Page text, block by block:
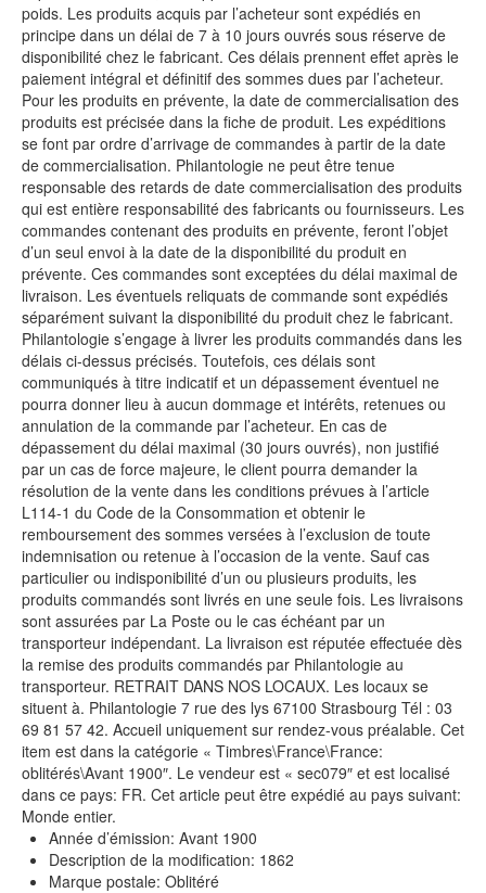
poids. Les produits acquis par l’acheteur sont expédiés en
principe dans un délai de 7 à 10 jours ouvrés sous réserve de
disponibilité chez le fabricant. Ces délais prennent effet après le
paiement intégral et définitif des sommes dues par l’acheteur.
Pour les produits en prévente, la date de commercialisation des
produits est précisée dans la fiche de produit. Les expéditions
se font par ordre d’arrivage de commandes à partir de la date
de commercialisation. Philantologie ne peut être tenue
responsable des retards de date commercialisation des produits
qui est entière responsabilité des fabricants ou fournisseurs. Les
commandes contenant des produits en prévente, feront l’objet
d’un seul envoi à la date de la disponibilité du produit en
prévente. Ces commandes sont exceptées du délai maximal de
livraison. Les éventuels reliquats de commande sont expédiés
séparément suivant la disponibilité du produit chez le fabricant.
Philantologie s’engage à livrer les produits commandés dans les
délais ci-dessus précisés. Toutefois, ces délais sont
communiqués à titre indicatif et un dépassement éventuel ne
pourra donner lieu à aucun dommage et intérêts, retenues ou
annulation de la commande par l’acheteur. En cas de
dépassement du délai maximal (30 jours ouvrés), non justifié
par un cas de force majeure, le client pourra demander la
résolution de la vente dans les conditions prévues à l’article
L114-1 du Code de la Consommation et obtenir le
remboursement des sommes versées à l’exclusion de toute
indemnisation ou retenue à l’occasion de la vente. Sauf cas
particulier ou indisponibilité d’un ou plusieurs produits, les
produits commandés sont livrés en une seule fois. Les livraisons
sont assurées par La Poste ou le cas échéant par un
transporteur indépendant. La livraison est réputée effectuée dès
la remise des produits commandés par Philantologie au
transporteur. RETRAIT DANS NOS LOCAUX. Les locaux se
situent à. Philantologie 7 rue des lys 67100 Strasbourg Tél : 03
69 81 57 42. Accueil uniquement sur rendez-vous préalable. Cet
item est dans la catégorie « Timbres\France\France:
oblitérés\Avant 1900″. Le vendeur est « sec079″ et est localisé
dans ce pays: FR. Cet article peut être expédié au pays suivant:
Monde entier.
Année d’émission: Avant 1900
Description de la modification: 1862
Marque postale: Oblitéré